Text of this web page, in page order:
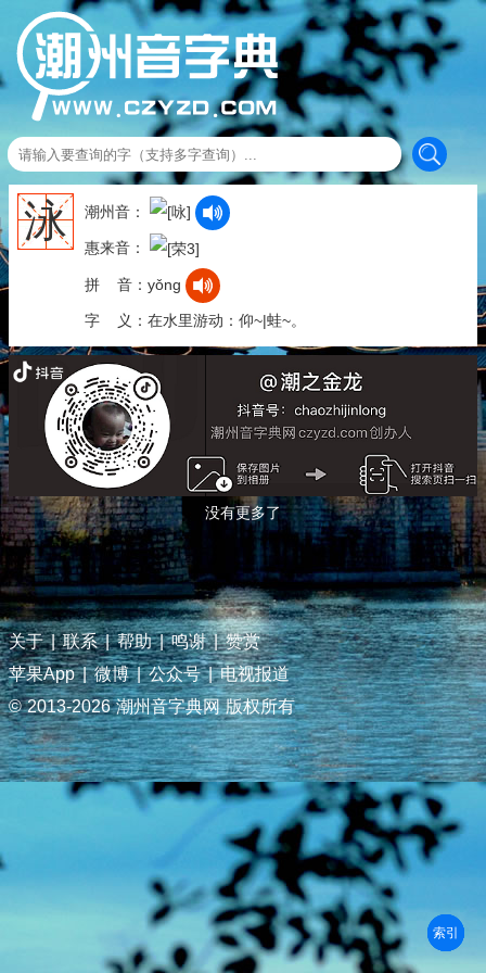
泳 潮州音：
惠来音：
拼 音：yǒng
字 义：在水里游动：仰~|蛙~。
没有更多了
关于 | 联系 | 帮助 | 鸣谢 | 赞赏
苹果App | 微博 | 公众号 | 电视报道
© 2013-2026 潮州音字典网 版权所有
部首
笔划
拼音
潮拼